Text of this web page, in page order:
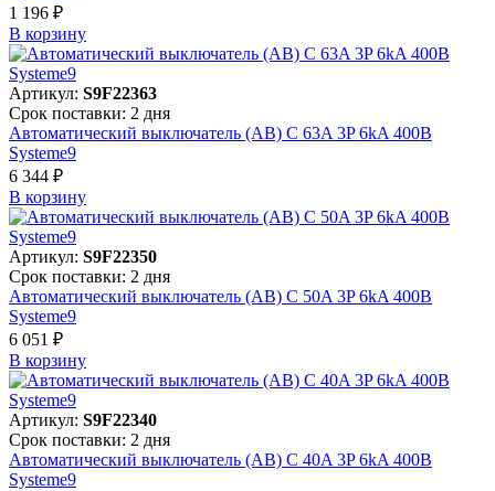
1 196 ₽
В корзинy
Артикул: S9F22363
Срок поставки: 2 дня
Автоматический выключатель (АВ) C 63A 3P 6kA 400В
Systeme9
6 344 ₽
В корзинy
Артикул: S9F22350
Срок поставки: 2 дня
Автоматический выключатель (АВ) C 50A 3P 6kA 400В
Systeme9
6 051 ₽
В корзинy
Артикул: S9F22340
Срок поставки: 2 дня
Автоматический выключатель (АВ) C 40A 3P 6kA 400В
Systeme9